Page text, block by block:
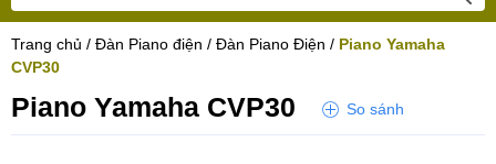
Trang chủ / Đàn Piano điện / Đàn Piano Điện / Piano Yamaha
CVP30
Piano Yamaha CVP30 So sánh